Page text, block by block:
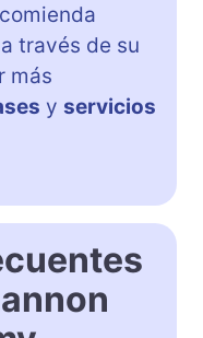
través de su
más
y servicios